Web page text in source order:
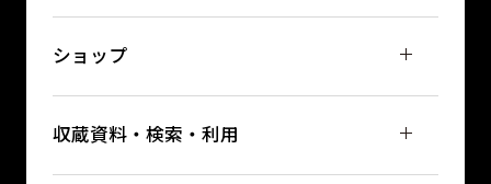
ショップ
収蔵資料・検索・利用